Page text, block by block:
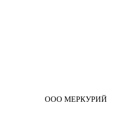
ООО МЕРКУРИЙ